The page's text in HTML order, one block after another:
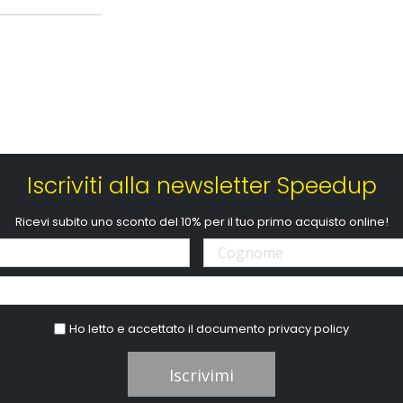
strade che si
Iscriviti alla newsletter Speedup
Ricevi subito uno sconto del 10% per il tuo primo acquisto online!
Ho letto e accettato il documentoprivacy policy
Iscrivimi